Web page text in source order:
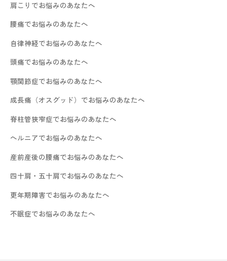
肩こりでお悩みのあなたへ
腰痛でお悩みのあなたへ
自律神経でお悩みのあなたへ
頭痛でお悩みのあなたへ
顎関節症でお悩みのあなたへ
成長痛（オスグッド）でお悩みのあなたへ
脊柱管狭窄症でお悩みのあなたへ
ヘルニアでお悩みのあなたへ
産前産後の腰痛でお悩みのあなたへ
四十肩・五十肩でお悩みのあなたへ
更年期障害でお悩みのあなたへ
不眠症でお悩みのあなたへ